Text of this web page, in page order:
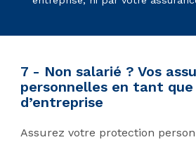
7 - Non salarié ? Vos
personnelles en tant
d’entreprise
Assurez votre protection